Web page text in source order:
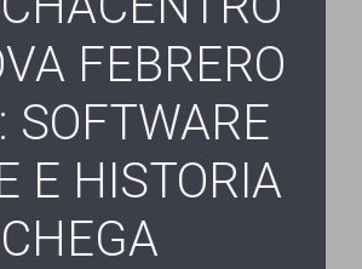
FEBRERO
SOFTWARE
E HISTORIA